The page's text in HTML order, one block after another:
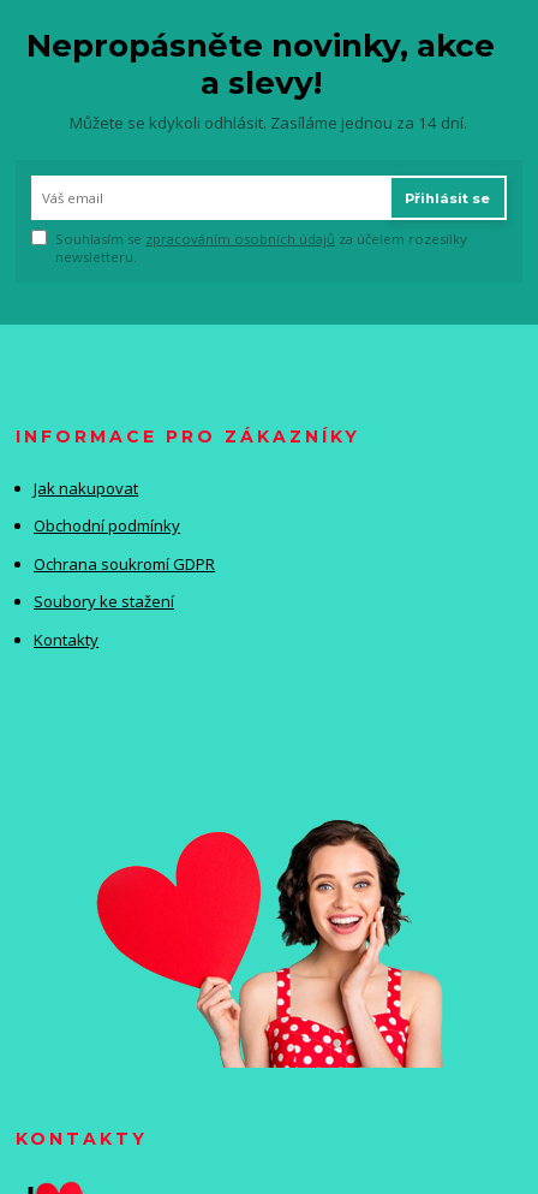
Nepropásněte novinky, akce
a slevy!
Můžete se kdykoli odhlásit. Zasíláme jednou za 14 dní.
Přihlásit se
Souhlasím se zpracováním osobních údajů za účelem rozesílky
newsletteru.
INFORMACE PRO ZÁKAZNÍKY
Jak nakupovat
Obchodní podmínky
Ochrana soukromí GDPR
Soubory ke stažení
Kontakty
KONTAKTY